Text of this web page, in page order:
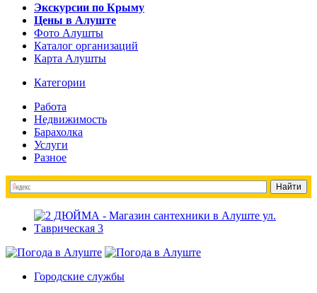
Экскурсии по Крыму
Цены в Алуште
Фото Алушты
Каталог организаций
Карта Алушты
Категории
Работа
Недвижимость
Барахолка
Услуги
Разное
Городские службы